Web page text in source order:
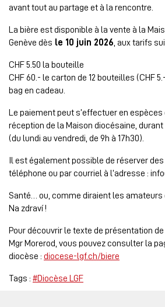
avant tout au partage et à la rencontre.
La bière est disponible à la vente à la
Genève dès le 10 juin 2026 , aux tarifs
CHF 5.50 la bouteille
CHF 60.- le carton de 12 bouteilles (CHF
bag en cadeau.
Le paiement peut s’effectuer en espèces
réception de la Maison diocésaine,
(du lundi au vendredi, de 9h à 17h30).
Il est également possible de réserver
téléphone ou par courriel à l’adresse :
Santé… ou, comme diraient les amateurs
Na zdraví !
Pour découvrir le texte de présentation
Mgr Morerod, vous pouvez consulter la
diocèse : diocese-lgf.ch/biere
Tags : #Diocèse LGF